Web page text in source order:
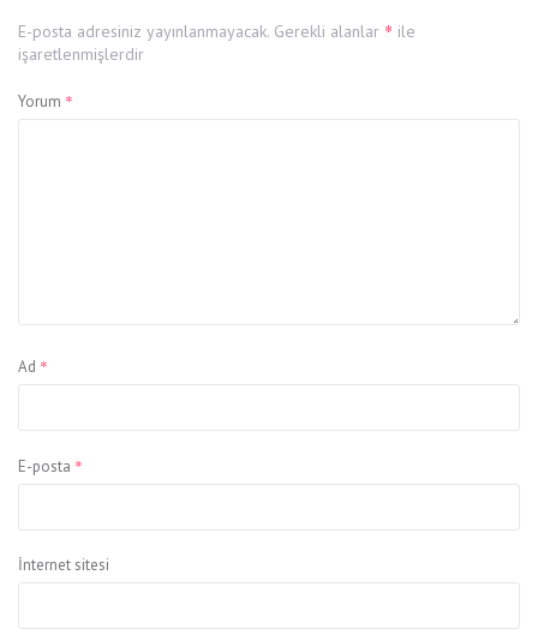
E-posta adresiniz yayınlanmayacak. Gerekli alanlar * ile
işaretlenmişlerdir
Yorum *
Ad *
E-posta *
İnternet sitesi